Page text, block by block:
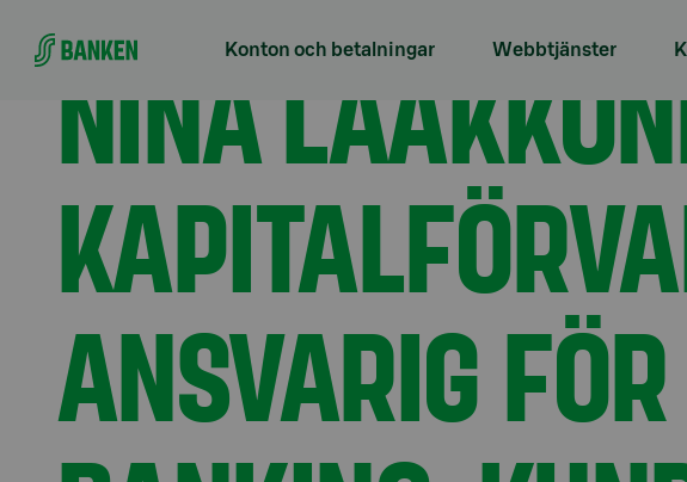
Konton och betalningar Webbtjänster
Nina Laakkonen, topproffs på
NINA
ANSVARIG